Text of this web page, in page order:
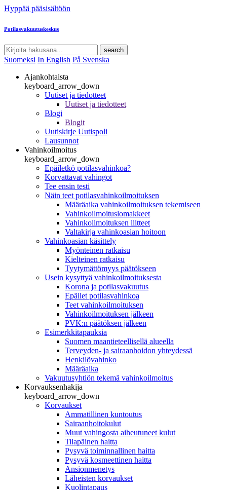
Hyppää pääsisältöön
Potilasvakuutuskeskus
search
Suomeksi In English På Svenska
Ajankohtaista
keyboard_arrow_down
Uutiset ja tiedotteet
Uutiset ja tiedotteet
Blogi
Blogit
Uutiskirje Uutispoli
Lausunnot
Vahinkoilmoitus
keyboard_arrow_down
Epäiletkö potilasvahinkoa?
Korvattavat vahingot
Tee ensin testi
Näin teet potilasvahinkoilmoituksen
Määräaika vahinkoilmoituksen tekemiseen
Vahinkoilmoituslomakkeet
Vahinkoilmoituksen liitteet
Valtakirja vahinkoasian hoitoon
Vahinkoasian käsittely
Myönteinen ratkaisu
Kielteinen ratkaisu
Tyytymättömyys päätökseen
Usein kysyttyä vahinkoilmoituksesta
Korona ja potilasvakuutus
Epäilet potilasvahinkoa
Teet vahinkoilmoituksen
Vahinkoilmoituksen jälkeen
PVK:n päätöksen jälkeen
Esimerkkitapauksia
Suomen maantieteellisellä alueella
Terveyden- ja sairaanhoidon yhteydessä
Henkilövahinko
Määräaika
Vakuutusyhtiön tekemä vahinkoilmoitus
Korvauksenhakija
keyboard_arrow_down
Korvaukset
Ammatillinen kuntoutus
Sairaanhoitokulut
Muut vahingosta aiheutuneet kulut
Tilapäinen haitta
Pysyvä toiminnallinen haitta
Pysyvä kosmeettinen haitta
Ansionmenetys
Läheisten korvaukset
Kuolintapaus